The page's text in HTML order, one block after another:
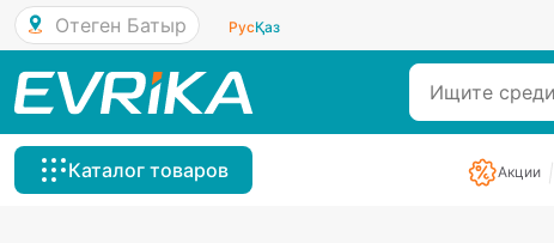
Отеген Батыр РусҚаз
Каталог товаров Акции